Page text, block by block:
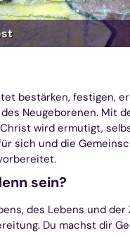
bestärken, festigen,
Neugeborenen. Mit
wird ermutigt,
sich und die
sein?
des Lebens und
Du machst dir